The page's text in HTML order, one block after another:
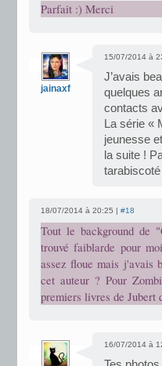
Parfait :) Merci
jainaxf
15/07/2014 à
J’avais
quelques
contacts
La série «
jeunesse
la suite !
18/07/2014 à 20:25 | #18
Tout le background de
trouvé faiblarde pour
assez floue mais j'avais
cet auteur ? Pour
premiers livres de Jubert
16/07/2014 à